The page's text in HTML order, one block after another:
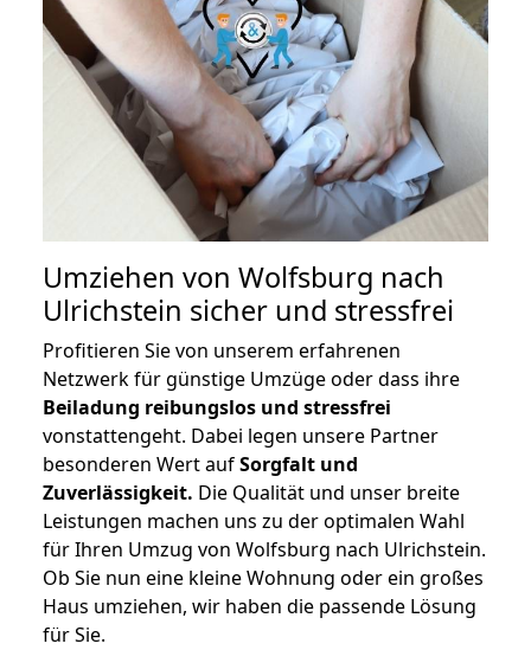
Umziehen von Wolfsburg nach
Ulrichstein sicher und stressfrei
Profitieren Sie von unserem erfahrenen
Netzwerk für günstige Umzüge oder dass ihre
Beiladung reibungslos und stressfrei
vonstattengeht. Dabei legen unsere Partner
besonderen Wert aufSorgfalt und
Zuverlässigkeit. Die Qualität und unser breite
Leistungen machen uns zu der optimalen Wahl
für Ihren Umzug von Wolfsburg nach Ulrichstein.
Ob Sie nun eine kleine Wohnung oder ein großes
Haus umziehen, wir haben die passende Lösung
für Sie.